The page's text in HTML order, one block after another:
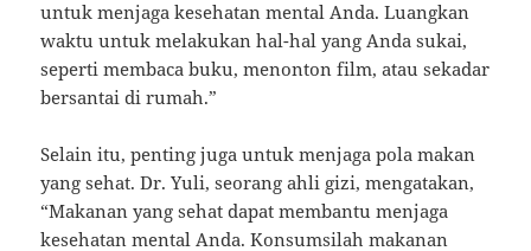
untuk menjaga kesehatan mental Anda. Luangkan
waktu untuk melakukan hal-hal yang Anda sukai,
seperti membaca buku, menonton film, atau sekadar
bersantai di rumah.”
Selain itu, penting juga untuk menjaga pola makan
yang sehat. Dr. Yuli, seorang ahli gizi, mengatakan,
“Makanan yang sehat dapat membantu menjaga
kesehatan mental Anda. Konsumsilah makanan